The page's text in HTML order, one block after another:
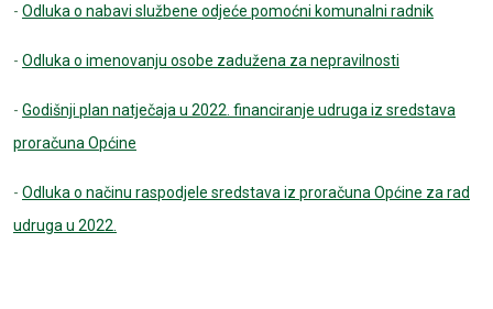
- Odluka o nabavi službene odjeće pomoćni komunalni radnik
- Odluka o imenovanju osobe zadužena za nepravilnosti
- Godišnji plan natječaja u 2022. financiranje udruga iz sredstava
proračuna Općine
- Odluka o načinu raspodjele sredstava iz proračuna Općine za rad
udruga u 2022.